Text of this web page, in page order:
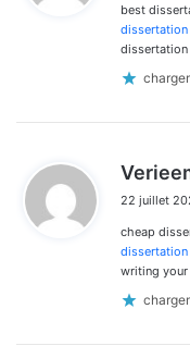
best
dissertation
22 juillet
cheap
dissertation
writing